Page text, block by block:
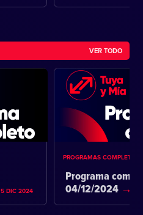
VER TODO
5 DIC 2024
PROGRAMAS COMPLETOS
Programa
04/12/2024